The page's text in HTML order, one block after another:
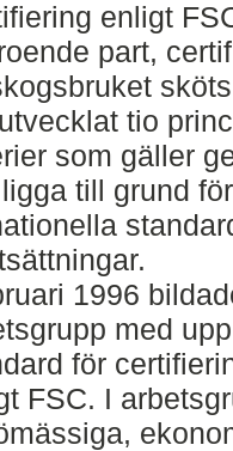
enligt
part,
tio
som gäller
till grund
1996
med
för
FSC. I